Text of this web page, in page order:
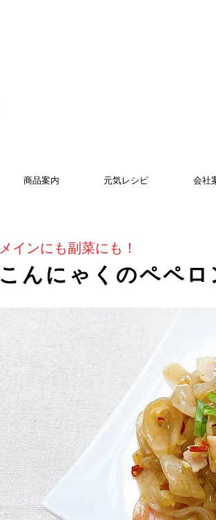
商品案内 元気レシピ 会社
メインにも副菜にも！
こんにゃくのペペロ